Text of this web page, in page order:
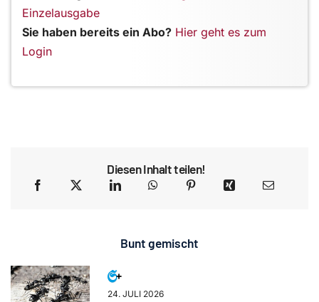
Einzelausgabe
Sie haben bereits ein Abo? Hier geht es zum
Login
Diesen Inhalt teilen!
Bunt gemischt
24. JULI 2026